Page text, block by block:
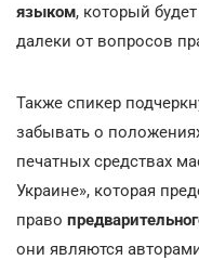
языком, который
далеки от вопросов
Также спикер
забывать о
печатных средствах
Украине», которая
право
они являются